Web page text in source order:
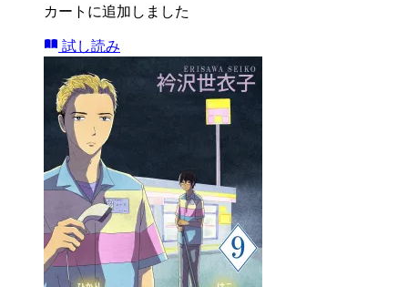
カートに追加しました
試し読み